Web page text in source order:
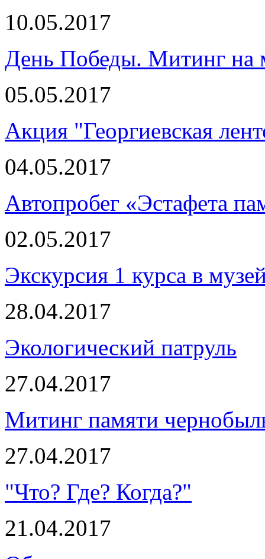
10.05.2017
День Победы. Митинг на
05.05.2017
Акция "Георгиевская
04.05.2017
Автопробег «Эстафета
02.05.2017
Экскурсия 1 курса в
28.04.2017
Экологический патруль
27.04.2017
Митинг памяти
27.04.2017
"Что? Где? Когда?"
21.04.2017